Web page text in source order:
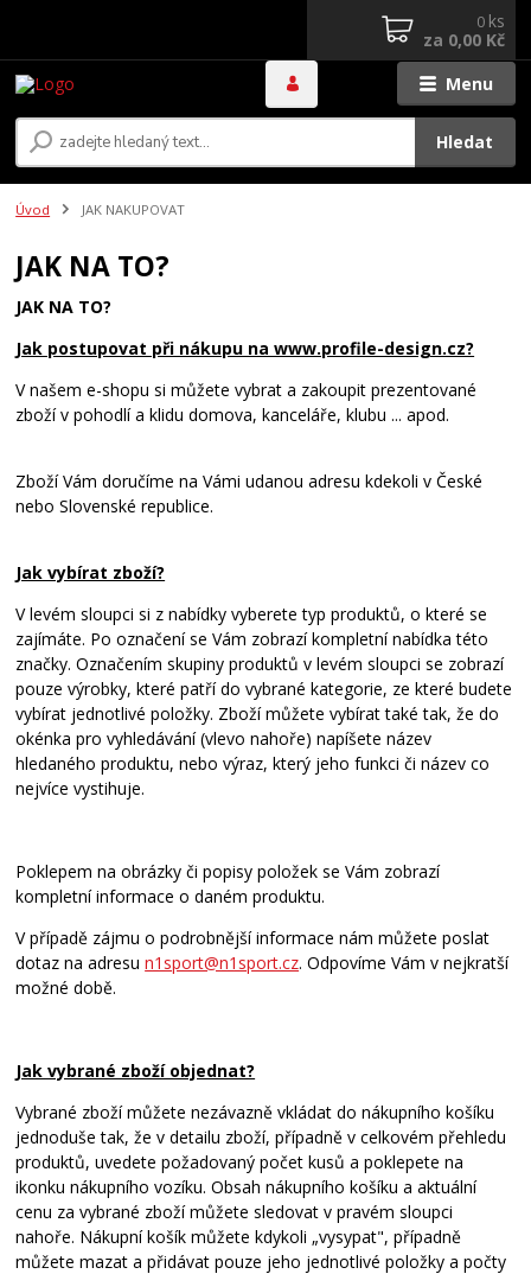
Menu
Hledat
0 ks
za 0,00 Kč
Úvod JAK NAKUPOVAT
JAK NA TO?
JAK NA TO?
Jak postupovat při nákupu na www.profile-design.cz?
V našem e-shopu si můžete vybrat a zakoupit prezentované
zboží v pohodlí a klidu domova, kanceláře, klubu ... apod.
Zboží Vám doručíme na Vámi udanou adresu kdekoli v České
nebo Slovenské republice.
Jak vybírat zboží?
V levém sloupci si z nabídky vyberete typ produktů, o které se
zajímáte. Po označení se Vám zobrazí kompletní nabídka této
značky. Označením skupiny produktů v levém sloupci se zobrazí
pouze výrobky, které patří do vybrané kategorie, ze které budete
vybírat jednotlivé položky. Zboží můžete vybírat také tak, že do
okénka pro vyhledávání (vlevo nahoře) napíšete název
hledaného produktu, nebo výraz, který jeho funkci či název co
nejvíce vystihuje.
Poklepem na obrázky či popisy položek se Vám zobrazí
kompletní informace o daném produktu.
V případě zájmu o podrobnější informace nám můžete poslat
dotaz na adresun1sport@n1sport.cz. Odpovíme Vám v nejkratší
možné době.
Jak vybrané zboží objednat?
Vybrané zboží můžete nezávazně vkládat do nákupního košíku
jednoduše tak, že v detailu zboží, případně v celkovém přehledu
produktů, uvedete požadovaný počet kusů a poklepete na
ikonku nákupního vozíku. Obsah nákupního košíku a aktuální
cenu za vybrané zboží můžete sledovat v pravém sloupci
nahoře. Nákupní košík můžete kdykoli „vysypat", případně
můžete mazat a přidávat pouze jeho jednotlivé položky a počty